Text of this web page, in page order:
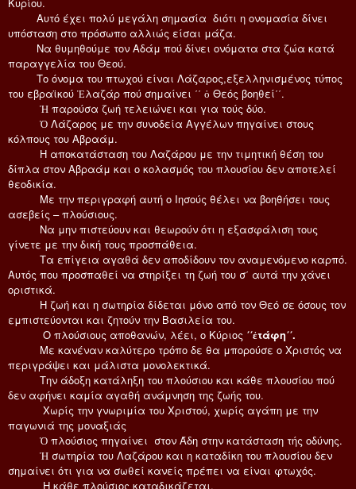
Αυτό έχει πολύ μεγάλη σημασία διότι η ονομασία δίνει
υπόσταση στο πρόσωπο αλλιώς είσαι μάζα.
Να θυμηθούμε τον Αδάμ πού δίνει ονόματα στα ζώα κατά
παραγγελία του Θεού.
Το όνομα του πτωχού είναι Λάζαρος,εξελληνισμένος τύπος
του εβραϊκού Ἐλαζάρ πού σημαίνει ΄΄ ὁ Θεός βοηθεί΄΄.
Ἡ παρούσα ζωή τελειώνει και για τούς δύο.
Ὁ Λάζαρος με την συνοδεία Αγγέλων πηγαίνει στους
κόλπους του Αβραάμ.
Η αποκατάσταση του Λαζάρου με την τιμητική θέση του
δίπλα στον Αβραάμ και ο κολασμός του πλουσίου δεν αποτελεί
θεοδικία.
Με την περιγραφή αυτή ο Ιησούς θέλει να βοηθήσει τους
ασεβείς – πλούσιους.
Να μην πιστεύουν και θεωρούν ότι η εξασφάλιση τους
γίνετε με την δική τους προσπάθεια.
Τα επίγεια αγαθά δεν αποδίδουν τον αναμενόμενο καρπό.
Αυτός που προσπαθεί να στηρίξει τη ζωή του σ΄ αυτά την χάνει
οριστικά.
Η ζωή και η σωτηρία δίδεται μόνο από τον Θεό σε όσους τον
εμπιστεύονται και ζητούν την Βασιλεία του.
Ο πλούσιους αποθανών, λέει, ο Κύριος ΄΄ἐτάφη΄΄.
Με κανέναν καλύτερο τρόπο δε θα μπορούσε ο Χριστός να
περιγράψει και μάλιστα μονολεκτικά.
Την άδοξη κατάληξη του πλούσιου και κάθε πλουσίου πού
δεν αφήνει καμία αγαθή ανάμνηση της ζωής του.
Χωρίς την γνωριμία του Χριστού, χωρίς αγάπη με την
παγωνιά της μοναξιάς
Ὁ πλούσιος πηγαίνει στον Άδη στην κατάσταση τής οδύνης.
Ἡ σωτηρία του Λαζάρου και η καταδίκη του πλουσίου δεν
σημαίνει ότι για να σωθεί κανείς πρέπει να είναι φτωχός.
Η κάθε πλούσιος καταδικάζεται.